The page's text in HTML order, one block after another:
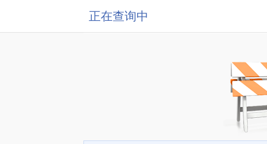
正在查询中